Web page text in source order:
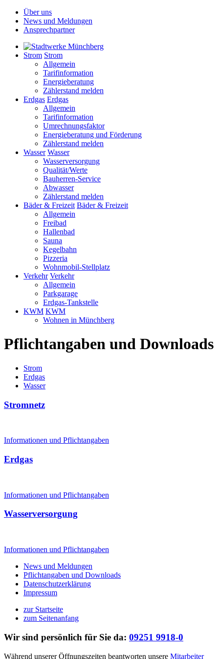
Über uns
News und Meldungen
Ansprechpartner
Strom Strom
Allgemein
Tarifinformation
Energieberatung
Zählerstand melden
Erdgas Erdgas
Allgemein
Tarifinformation
Umrechnungsfaktor
Energieberatung und Förderung
Zählerstand melden
Wasser Wasser
Wasserversorgung
Qualität/Werte
Bauherren-Service
Abwasser
Zählerstand melden
Bäder & Freizeit Bäder & Freizeit
Allgemein
Freibad
Hallenbad
Sauna
Kegelbahn
Pizzeria
Wohnmobil-Stellplatz
Verkehr Verkehr
Allgemein
Parkgarage
Erdgas-Tankstelle
KWM KWM
Wohnen in Münchberg
Pflichtangaben und Downloads
Strom
Erdgas
Wasser
Stromnetz
Informationen und Pflichtangaben
Erdgas
Informationen und Pflichtangaben
Wasserversorgung
Informationen und Pflichtangaben
News und Meldungen
Pflichtangaben und Downloads
Datenschutzerklärung
Impressum
zur Startseite
zum Seitenanfang
Wir sind persönlich für Sie da: 09251 9918-0
Während unserer Öffnungszeiten beantworten unsere Mitarbeiter